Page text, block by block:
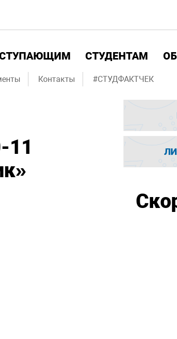
СТУДЕНТАМ
Контакты #СТУДФАКТЧЕК
11